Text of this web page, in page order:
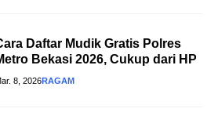
Daftar Mudik Gratis Polres
Bekasi 2026, Cukup dari HP
8, 2026RAGAM